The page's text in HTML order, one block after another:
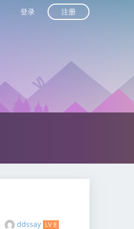
登录 注册
ddssay LV 8